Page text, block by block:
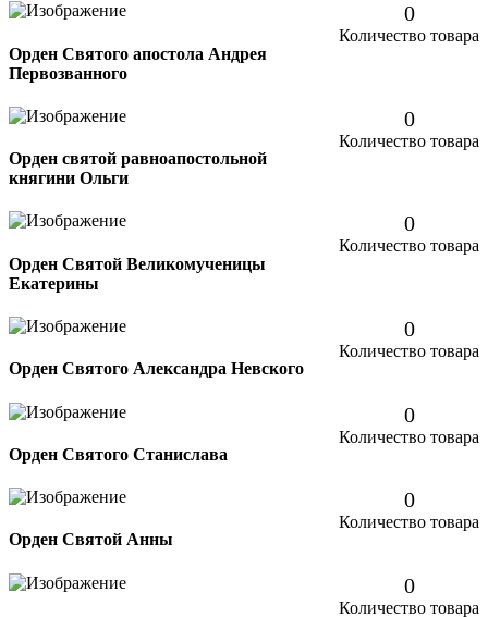
0
Количество товара
Орден Святого апостола Андрея
Первозванного
0
Количество товара
Орден святой равноапостольной
княгини Ольги
0
Количество товара
Орден Святой Великомученицы
Екатерины
0
Количество товара
Орден Святого Александра Невского
0
Количество товара
Орден Святого Станислава
0
Количество товара
Орден Святой Анны
0
Количество товара